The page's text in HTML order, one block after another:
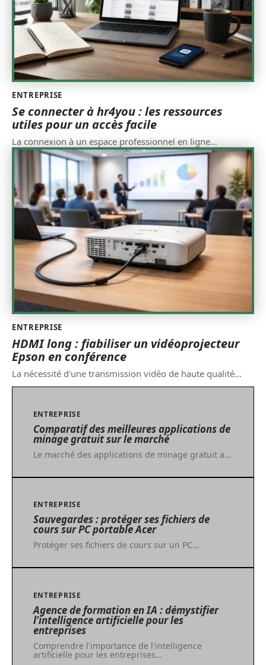
ENTREPRISE
Se connecter à hr4you : les ressources
utiles pour un accès facile
La connexion à un espace professionnel en ligne…
ENTREPRISE
HDMI long : fiabiliser un vidéoprojecteur
Epson en conférence
La nécessité d'une transmission vidéo de haute qualité…
ENTREPRISE
Comparatif des meilleures applications de
minage gratuit sur le marché
Le marché des applications de minage gratuit a…
ENTREPRISE
Sauvegardes : protéger ses fichiers de
cours sur PC portable Acer
Protéger ses fichiers de cours sur un PC…
ENTREPRISE
Agence de formation en IA : démystifier
l’intelligence artificielle pour les
entreprises
Comprendre l'importance de l'intelligence
artificielle pour les entreprises…